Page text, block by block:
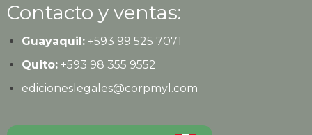
Contacto y ventas:
Guayaquil:+593 99 525 7071
Quito:+593 98 355 9552
edicioneslegales@corpmyl.com